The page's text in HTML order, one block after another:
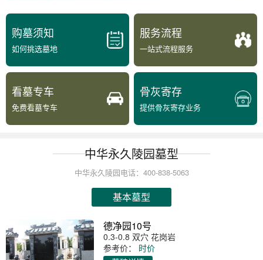
购墓须知
如何挑选墓地
服务流程
一站式流程服务
看墓专车
免费看墓专车
骨灰寄存
提供骨灰寄存业务
中华永久陵园墓型
中华永久陵园电话：400-838-5063
基本墓型
德净园10号
0.3-0.8 双穴 花岗岩
参考价：
时价